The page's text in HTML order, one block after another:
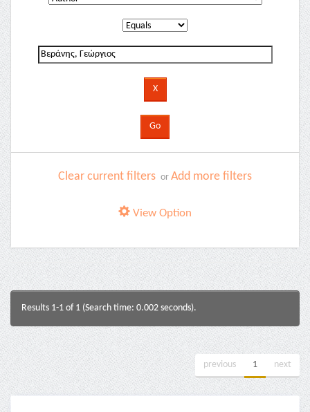
Clear current filters or Add more filters
View Option
Results 1-1 of 1 (Search time: 0.002 seconds).
previous 1 next